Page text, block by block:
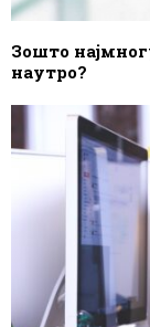
Зошто
наутро?